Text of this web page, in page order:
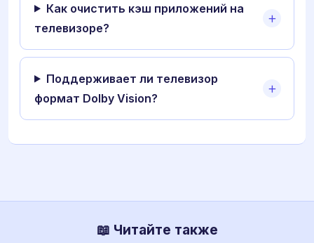
Как очистить кэш приложений на
телевизоре?
Поддерживает ли телевизор
формат Dolby Vision?
📖 Читайте также